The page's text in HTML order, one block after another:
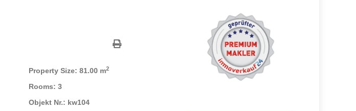
Property Size: 81.00 m2
Rooms: 3
Objekt Nr.: kw104